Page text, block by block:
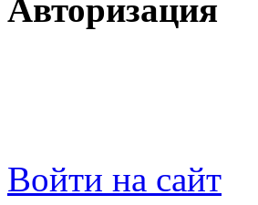
Авторизация
Войти на сайт